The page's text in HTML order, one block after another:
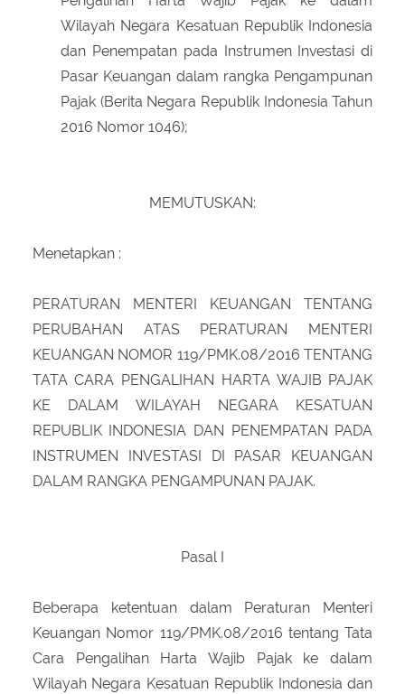
Wilayah Negara Kesatuan Republik Indonesia
dan Penempatan pada Instrumen Investasi di
Pasar Keuangan dalam rangka Pengampunan
Pajak (Berita Negara Republik Indonesia Tahun
2016 Nomor 1046);
MEMUTUSKAN:
Menetapkan :
PERATURAN MENTERI KEUANGAN TENTANG
PERUBAHAN ATAS PERATURAN MENTERI
KEUANGAN NOMOR 119/PMK.08/2016 TENTANG
TATA CARA PENGALIHAN HARTA WAJIB PAJAK
KE DALAM WILAYAH NEGARA KESATUAN
REPUBLIK INDONESIA DAN PENEMPATAN PADA
INSTRUMEN INVESTASI DI PASAR KEUANGAN
DALAM RANGKA PENGAMPUNAN PAJAK.
Pasal I
Beberapa ketentuan dalam Peraturan Menteri
Keuangan Nomor 119/PMK.08/2016 tentang Tata
Cara Pengalihan Harta Wajib Pajak ke dalam
Wilayah Negara Kesatuan Republik Indonesia dan